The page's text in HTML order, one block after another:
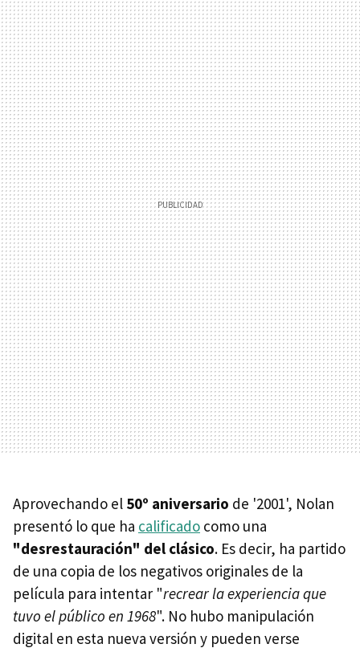
Aprovechando el 50º aniversario de '2001', Nolan
presentó lo que ha calificado como una
"desrestauración" del clásico. Es decir, ha partido
de una copia de los negativos originales de la
película para intentar "recrear la experiencia que
tuvo el público en 1968". No hubo manipulación
digital en esta nueva versión y pueden verse